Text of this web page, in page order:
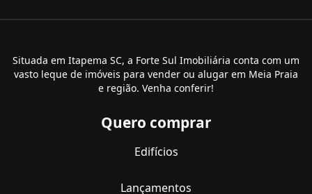
Situada em Itapema SC, a Forte Sul Imobiliária conta com um
vasto leque de imóveis para vender ou alugar em Meia Praia
e região. Venha conferir!
Quero comprar
Edifícios
Lançamentos